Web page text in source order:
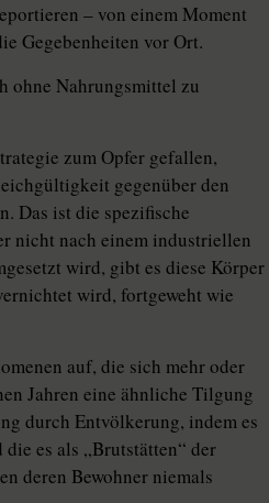
– von einem Moment
Gegebenheiten vor Ort.
ohne Nahrungsmittel zu
zum Opfer gefallen,
gegenüber den
Das ist die spezifische
nicht nach einem industriellen
wird, gibt es diese Körper
wird, fortgeweht wie
auf, die sich mehr oder
Jahren eine ähnliche Tilgung
durch Entvölkerung, indem es
es als „Brutstätten“ der
deren Bewohner niemals